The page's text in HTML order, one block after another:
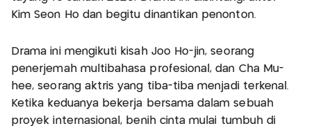
Kim Seon Ho dan begitu dinantikan penonton.
Drama ini mengikuti kisah Joo Ho-jin, seorang
penerjemah multibahasa profesional, dan Cha Mu-
hee, seorang aktris yang tiba-tiba menjadi terkenal.
Ketika keduanya bekerja bersama dalam sebuah
proyek internasional, benih cinta mulai tumbuh di